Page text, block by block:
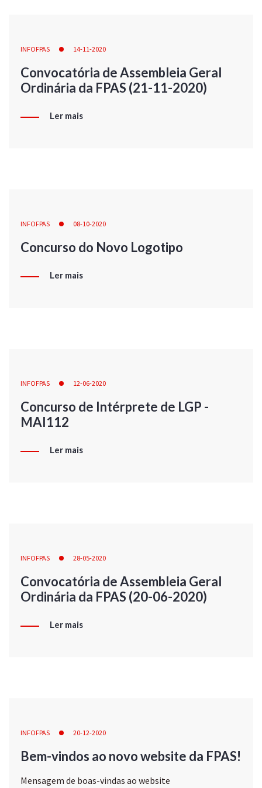
INFOFPAS 14-11-2020
Convocatória de Assembleia Geral
Ordinária da FPAS (21-11-2020)
Ler mais
INFOFPAS 08-10-2020
Concurso do Novo Logotipo
Ler mais
INFOFPAS 12-06-2020
Concurso de Intérprete de LGP -
MAI112
Ler mais
INFOFPAS 28-05-2020
Convocatória de Assembleia Geral
Ordinária da FPAS (20-06-2020)
Ler mais
INFOFPAS 20-12-2020
Bem-vindos ao novo website da FPAS!
Mensagem de boas-vindas ao website